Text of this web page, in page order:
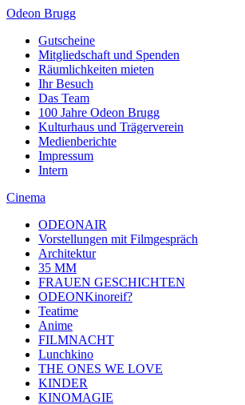
Odeon Brugg
Gutscheine
Mitgliedschaft und Spenden
Räumlichkeiten mieten
Ihr Besuch
Das Team
100 Jahre Odeon Brugg
Kulturhaus und Trägerverein
Medienberichte
Impressum
Intern
Cinema
ODEONAIR
Vorstellungen mit Filmgespräch
Architektur
35 MM
FRAUEN GESCHICHTEN
ODEONKinoreif?
Teatime
Anime
FILMNACHT
Lunchkino
THE ONES WE LOVE
KINDER
KINOMAGIE